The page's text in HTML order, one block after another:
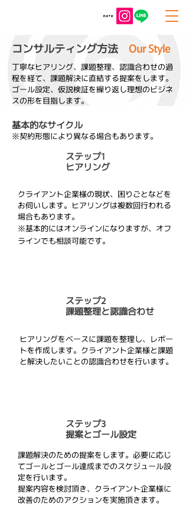
コンサルティング方法 Our Style
丁寧なヒアリング、課題整理、認識合わせの過
程を経て、課題解決に直結する提案をします。
ゴール設定、仮説検証を繰り返し理想のビジネ
スの形を目指します。
基本的なサイクル
※契約形態により異なる場合もあります。
​ステップ1
ヒアリング
クライアント企業様の現状、困りごとなどを
お伺いします。ヒアリングは複数回行われる
場合もあります。
​※基本的にはオンラインになりますが、オフ
ラインでも相談可能です。
​ステップ2
課題整理と認識合わせ
ヒアリングをベースに課題を整理し、レポー
トを作成します。クライアント企業様と課題
と解決したいことの認識合わせを行います。
​ステップ3
提案とゴール設定
課題解決のための提案をします。必要に応じ
てゴールとゴール達成までのスケジュール設
定を行います。
提案内容を検討頂き、クライアント企業様に
改善のためのアクションを実施頂きます。